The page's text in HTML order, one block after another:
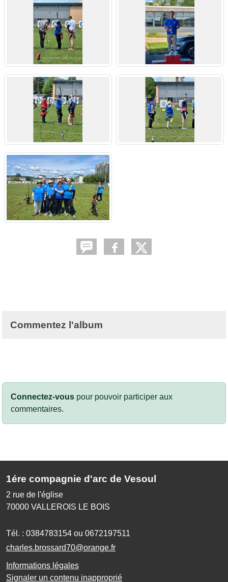
Commentez l'album
Connectez-vous pour pouvoir participer aux
commentaires.
1ére compagnie d'arc de Vesoul
2 rue de l'église
70000 VALLEROIS LE BOIS
Tél. : 0384783154 ou 0672197511
charles.brossard70@orange.fr
Informations légales
Signaler un contenu inapproprié